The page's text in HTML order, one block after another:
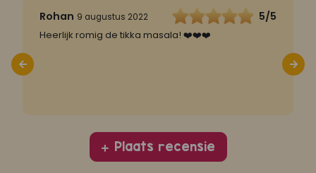
Rohan 9 augustus 2022 5/5
Heerlijk romig de tikka masala! ❤️❤️❤️
Plaats recensie